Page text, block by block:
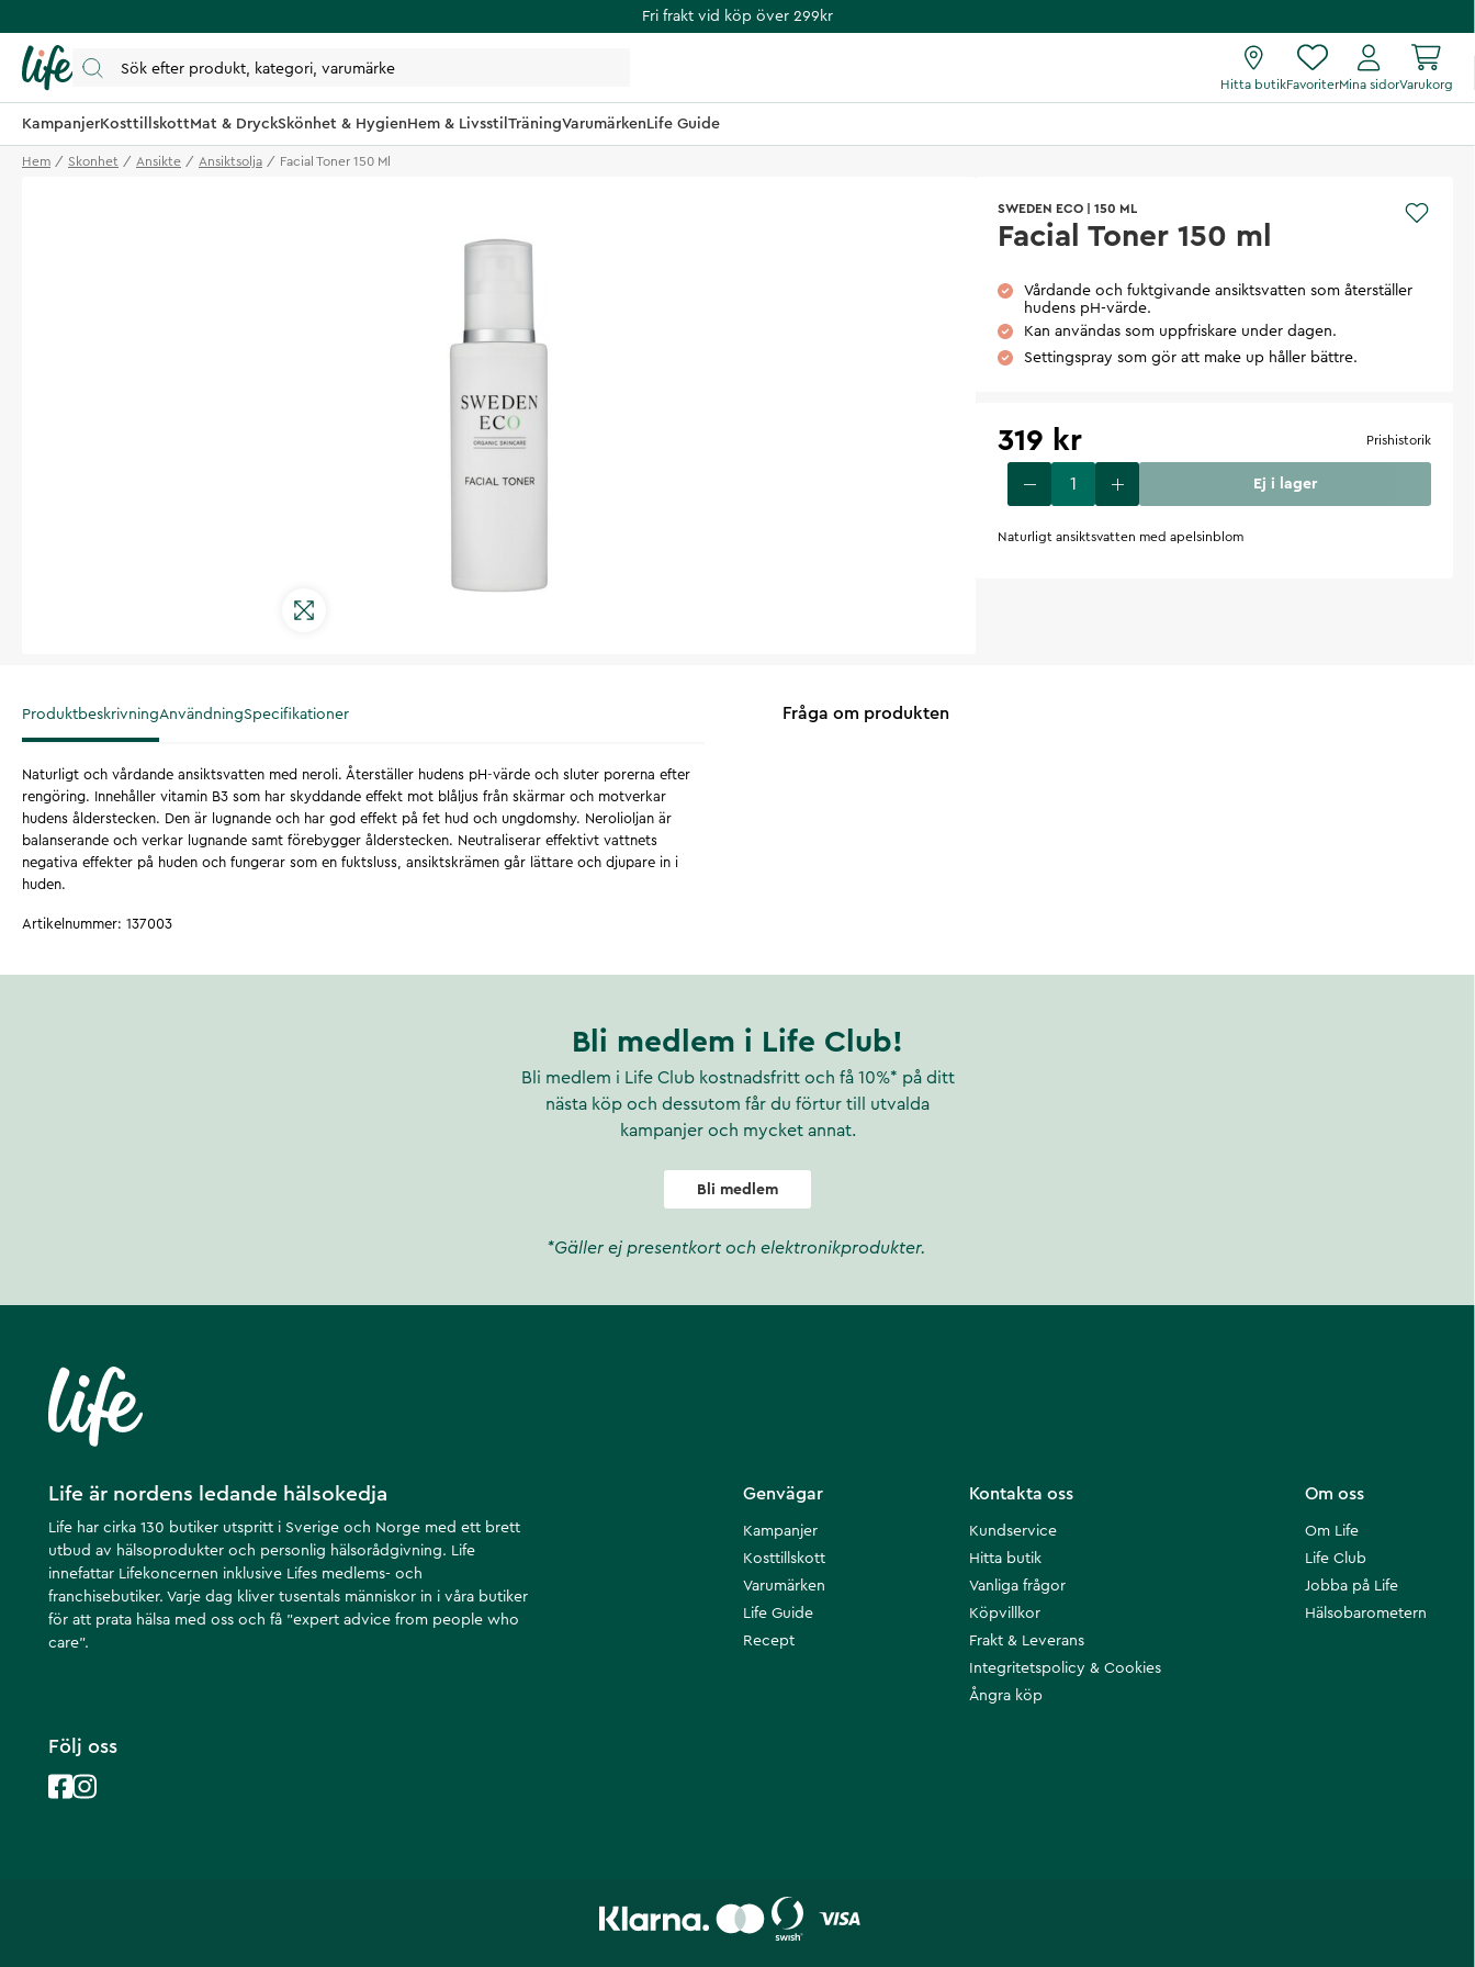
Fri frakt vid köp över 299kr
Hitta butikFavoriterMina sidorVarukorg
KampanjerKosttillskottMat & DryckSkönhet & HygienHem & Livsstil TräningVarumärkenLife Guide
Hem Skonhet Ansikte Ansiktsolja Facial Toner 150 Ml
SWEDEN ECO 150 ML
Facial Toner 150 ml
Vårdande och fuktgivande ansiktsvatten som återställer
hudens pH-värde.
Kan användas som uppfriskare under dagen.
Settingspray som gör att make up håller bättre.
319 kr Prishistorik
Ej i lager
Naturligt ansiktsvatten med apelsinblom
ProduktbeskrivningAnvändningSpecifikationer
Naturligt och vårdande ansiktsvatten med neroli. Återställer hudens pH-värde och sluter porerna efter
rengöring. Innehåller vitamin B3 som har skyddande effekt mot blåljus från skärmar och motverkar
hudens ålderstecken. Den är lugnande och har god effekt på fet hud och ungdomshy. Nerolioljan är
balanserande och verkar lugnande samt förebygger ålderstecken. Neutraliserar effektivt vattnets
negativa effekter på huden och fungerar som en fuktsluss, ansiktskrämen går lättare och djupare in i
huden.
Artikelnummer: 137003
Fråga om produkten
Bli medlem i Life Club!
Bli medlem i Life Club kostnadsfritt och få 10%* på ditt
nästa köp och dessutom får du förtur till utvalda
kampanjer och mycket annat.
Bli medlem
*Gäller ej presentkort och elektronikprodukter.
Life är nordens ledande hälsokedja
Life har cirka 130 butiker utspritt i Sverige och Norge med ett brett
utbud av hälsoprodukter och personlig hälsorådgivning. Life
innefattar Lifekoncernen inklusive Lifes medlems- och
franchisebutiker. Varje dag kliver tusentals människor in i våra butiker
för att prata hälsa med oss och få ”expert advice from people who
care”.
Om oss
Om Life
Life Club
Jobba på Life
Hälsobarometern
Kontakta oss
Kundservice
Hitta butik
Vanliga frågor
Köpvillkor
Frakt & Leverans
Integritetspolicy & Cookies
Ångra köp
Genvägar
Kampanjer
Kosttillskott
Varumärken
Life Guide
Recept
Följ oss